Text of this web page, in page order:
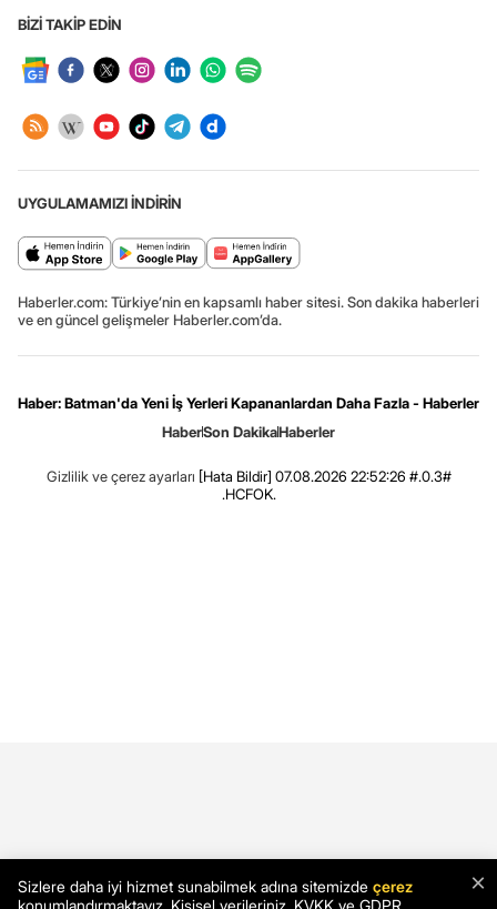
BİZİ TAKİP EDİN
UYGULAMAMIZI İNDİRİN
Haberler.com: Türkiye’nin en kapsamlı haber sitesi. Son dakika haberleri
ve en güncel gelişmeler Haberler.com’da.
Haber: Batman'da Yeni İş Yerleri Kapananlardan Daha Fazla - Haberler
HaberSon DakikaHaberler
Gizlilik ve çerez ayarları [Hata Bildir] 07.08.2026 22:52:26 #.0.3#
.HCFOK.
×
Sizlere daha iyi hizmet sunabilmek adına sitemizde çerez
konumlandırmaktayız. Kişisel verileriniz, KVKK ve GDPR